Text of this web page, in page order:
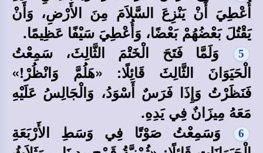
أُعْطِيَ أَنْ يَنْزِعَ السَّلاَمَ مِنَ الأَرْضِ، وَأَنْ
يَقْتُلَ بَعْضُهُمْ بَعْضًا، وَأُعْطِيَ سَيْفًا عَظِيمًا.
5
وَلَمَّا فَتَحَ الْخَتْمَ الثَّالِثَ، سَمِعْتُ
الْحَيَوَانَ الثَّالِثَ قَائِلًا: «هَلُمَّ وَانْظُرْ!»
فَنَظَرْتُ وَإِذَا فَرَسٌ أَسْوَدُ، وَالْجَالِسُ عَلَيْهِ
مَعَهُ مِيزَانٌ فِي يَدِهِ.
6
وَسَمِعْتُ صَوْتًا فِي وَسَطِ الأَرْبَعَةِ